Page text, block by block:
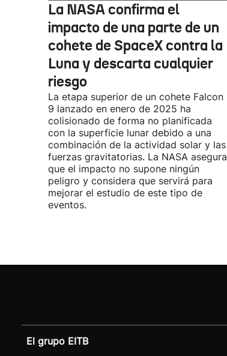
La NASA confirma el
impacto de una parte de un
cohete de SpaceX contra la
Luna y descarta cualquier
riesgo
La etapa superior de un cohete Falcon
9 lanzado en enero de 2025 ha
colisionado de forma no planificada
con la superficie lunar debido a una
combinación de la actividad solar y las
fuerzas gravitatorias. La NASA asegura
que el impacto no supone ningún
peligro y considera que servirá para
mejorar el estudio de este tipo de
eventos.
El grupo EITB